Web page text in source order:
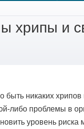
хрипы и
быть никаких
либо проблемы в
уровень риска